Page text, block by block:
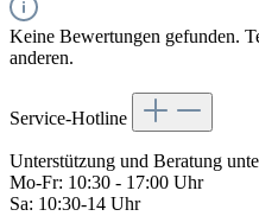
Keine Bewertungen gefunden.
anderen.
Service-Hotline
Unterstützung und Beratung
Mo-Fr: 10:30 - 17:00 Uhr
Sa: 10:30-14 Uhr